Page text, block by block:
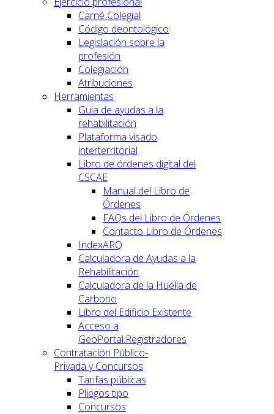
Carné Colegial
Código deontológico
Legislación sobre la
profesión
Colegiación
Atribuciones
Herramientas
Guía de ayudas a la
rehabilitación
Plataforma visado
interterritorial
Libro de órdenes digital del
CSCAE
Manual del Libro de
Órdenes
FAQs del Libro de Órdenes
Contacto Libro de Órdenes
IndexARQ
Calculadora de Ayudas a la
Rehabilitación
Calculadora de la Huella de
Carbono
Libro del Edificio Existente
Acceso a
GeoPortal.Registradores
Contratación Público-
Privada y Concursos
Tarifas públicas
Pliegos tipo
Concursos